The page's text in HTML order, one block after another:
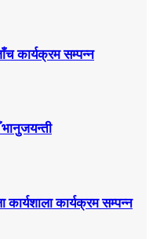
कार्यक्रम सम्पन्न
कार्यशाला कार्यक्रम सम्पन्न